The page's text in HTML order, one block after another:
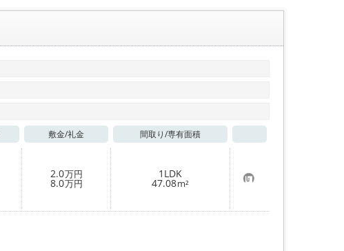
登
敷金/礼金 間取り/専有面積
2.0万円
8.0万円
1LDK
47.08m² お
気
に
入